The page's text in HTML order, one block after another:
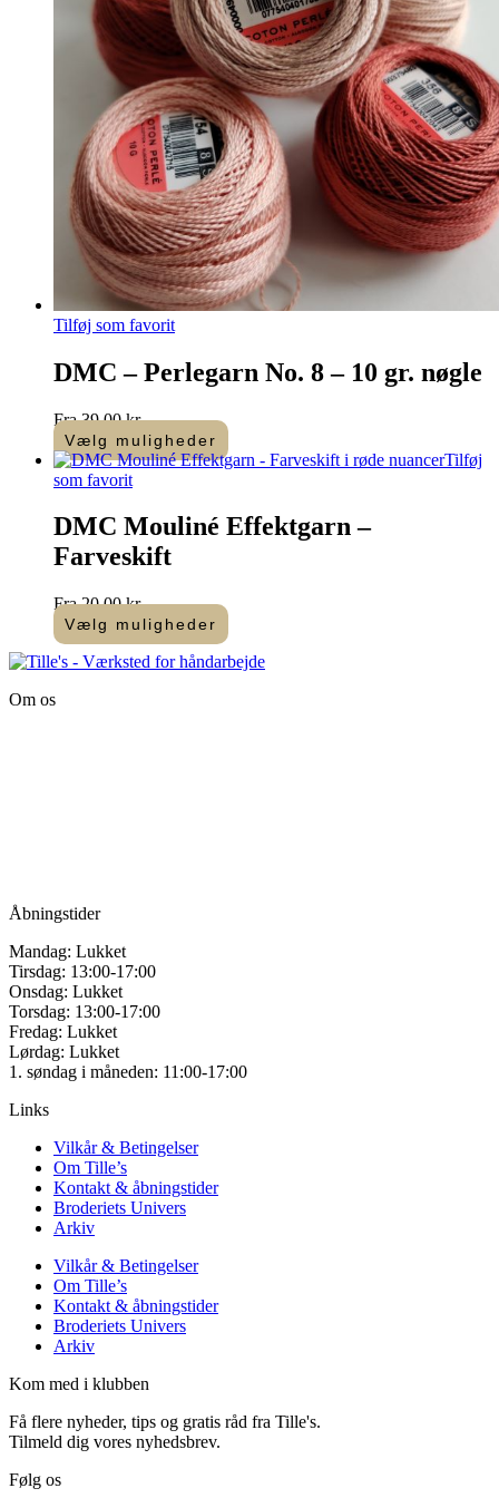
varesiden
Tilføj som favorit
DMC – Perlegarn No. 8 – 10 gr. nøgle
Fra39,00kr.
Vælg muligheder
Dette
vare
flere
varianter.
Mulighederne
vælges
på
varesiden
Tilføj
som favorit
DMC Mouliné Effektgarn –
Farveskift
Fra20,00kr.
Vælg muligheder
Dette
vare
flere
Om os
Åbningstider
Mandag: Lukket
Tirsdag: 13:00-17:00
Onsdag: Lukket
Torsdag: 13:00-17:00
Fredag: Lukket
Lørdag: Lukket
1. søndag i måneden: 11:00-17:00
Links
Vilkår & Betingelser
Om Tille’s
Kontakt & åbningstider
Broderiets Univers
Arkiv
Vilkår & Betingelser
Om Tille’s
Kontakt & åbningstider
Broderiets Univers
Arkiv
Kom med i klubben
Få flere nyheder, tips og gratis råd fra Tille's.
Tilmeld dig vores nyhedsbrev.
Følg os